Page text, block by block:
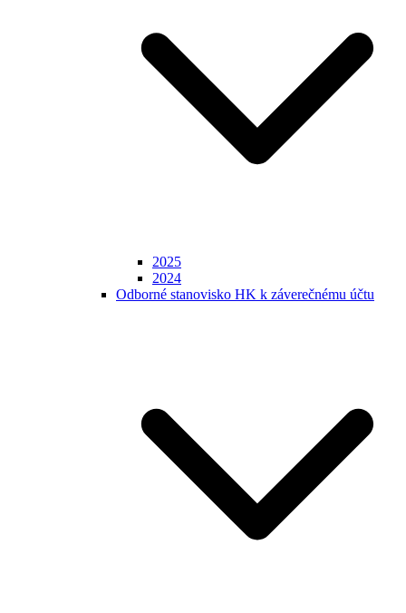
2025
2024
Odborné stanovisko HK k záverečnému účtu